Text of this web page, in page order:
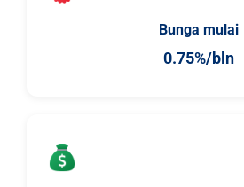
Bunga mulai
0.75%/bln